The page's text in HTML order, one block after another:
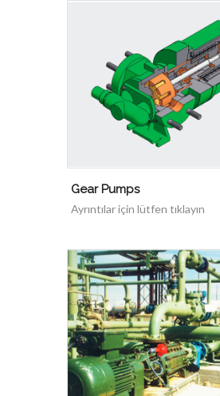
Gear Pumps
Ayrıntılar için lütfen tıklayın